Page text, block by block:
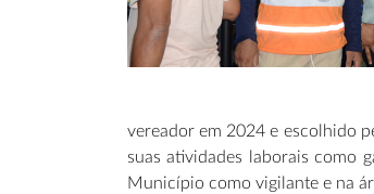
vereador em 2024 e escolhido
suas atividades laborais como
Município como vigilante e na